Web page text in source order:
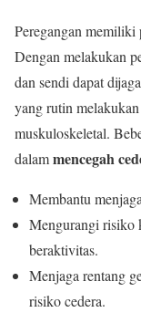
Peregangan memiliki
Dengan melakukan
dan sendi dapat
yang rutin
muskuloskeletal.
dalammencegah
Membantu
Mengurangi risiko
beraktivitas.
Menjaga rentang
risiko cedera.